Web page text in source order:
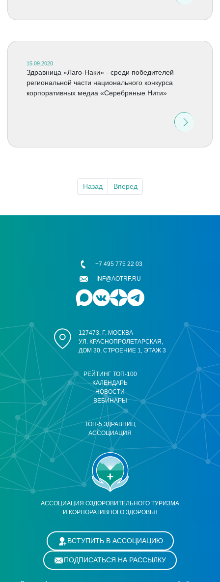
15.09.2020
Здравница «Лаго-Наки» - среди победителей
региональной части национального конкурса
корпоративных медиа «Серебряные Нити»
Назад Вперед
АССОЦИАЦИЯ ОЗДОРОВИТЕЛЬНОГО ТУРИЗМА
И КОРПОРАТИВНОГО ЗДОРОВЬЯ
РЕЙТИНГ ТОП-100
КАЛЕНДАРЬ
НОВОСТИ
ВЕБИНАРЫ
ТОП-5 ЗДРАВНИЦ
АССОЦИАЦИЯ
127473, Г. МОСКВА
УЛ. КРАСНОПРОЛЕТАРСКАЯ,
ДОМ 30, СТРОЕНИЕ 1, ЭТАЖ 3
+7 495 775 22 03
INF@AOTRF.RU
ВСТУПИТЬ В АССОЦИАЦИЮ
ПОДПИСАТЬСЯ НА РАССЫЛКУ